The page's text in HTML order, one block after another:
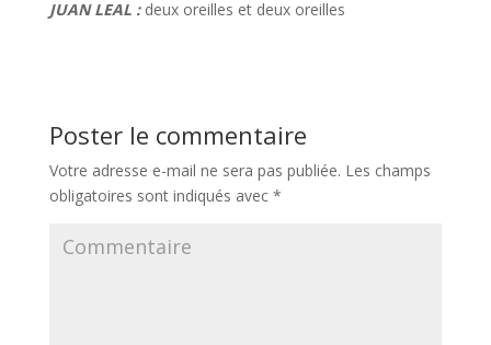
JUAN LEAL :deux oreilles et deux oreilles
Poster le commentaire
Votre adresse e-mail ne sera pas publiée. Les champs
obligatoires sont indiqués avec *